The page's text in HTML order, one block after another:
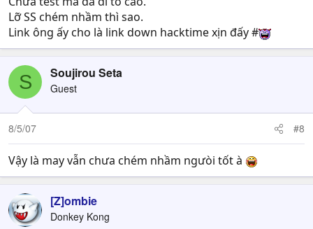
Lỡ SS chém nhầm thì sao.
Link ông ấy cho là link down hacktime xịn đấy #
S Soujirou Seta
Guest
8/5/07 #8
Vậy là may vẫn chưa chém nhầm ngưòi tốt à
[Z]ombie
Donkey Kong